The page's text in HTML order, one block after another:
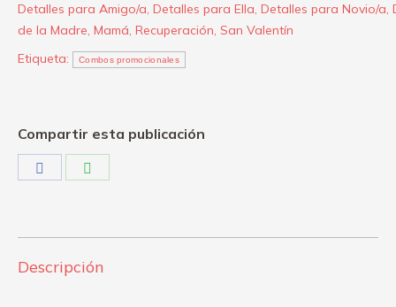
Detalles para Amigo/a, Detalles para Ella, Detalles para Novio/a,
de la Madre, Mamá, Recuperación, San Valentín
Etiqueta:
Combos promocionales
Compartir esta publicación
Descripción